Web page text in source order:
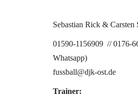
Sebastian Rick & Carsten
01590-1156909 // 0176-
Whatsapp)
fussball@djk-ost.de
Trainer: